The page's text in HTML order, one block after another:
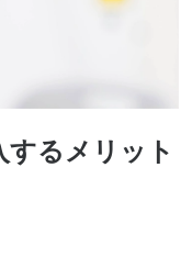
るメリット